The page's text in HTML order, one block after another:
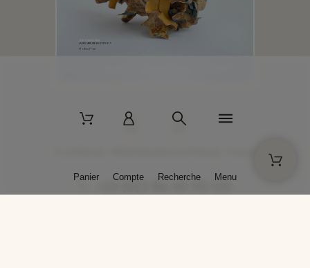
+33 (0)3 86 45 50 00
Panier Compte Recherche Menu